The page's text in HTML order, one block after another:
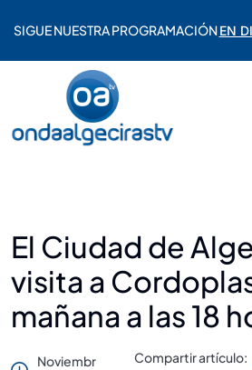
SIGUE NUESTRA PROGRAMACIÓNEN
El Ciudad de
visita a
mañana a las 18
Noviembr
Compartir artículo: